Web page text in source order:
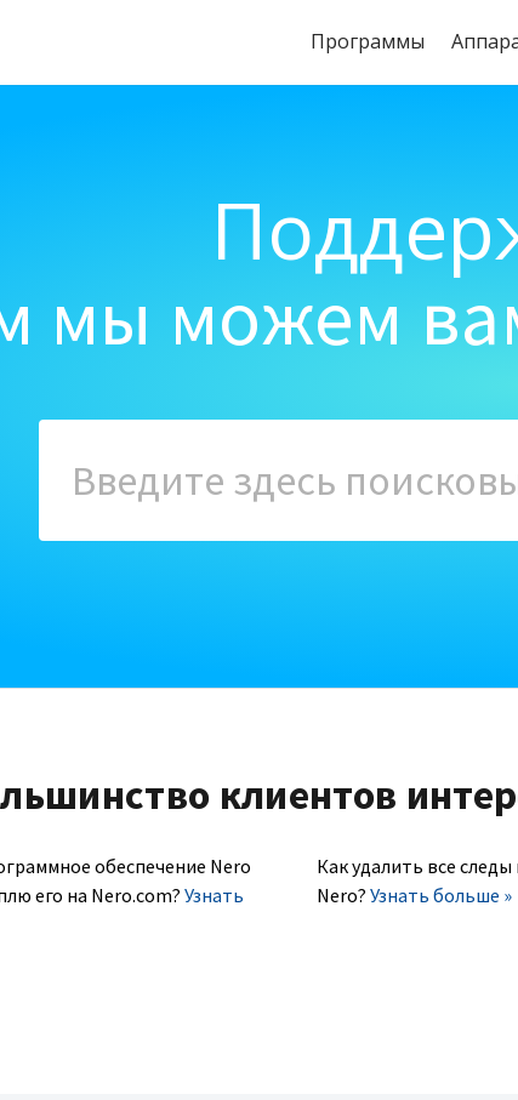
Программы
мы можем
клиентов
обеспечение Nero
его на Nero.com? Узнать
Как удалить все
Nero? Узнать больше »